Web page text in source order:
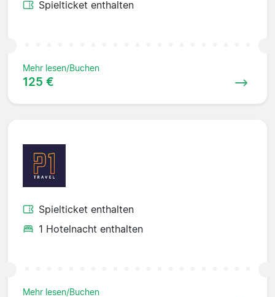
Spielticket enthalten
Mehr lesen/Buchen
125 €
Spielticket enthalten
1 Hotelnacht enthalten
Mehr lesen/Buchen